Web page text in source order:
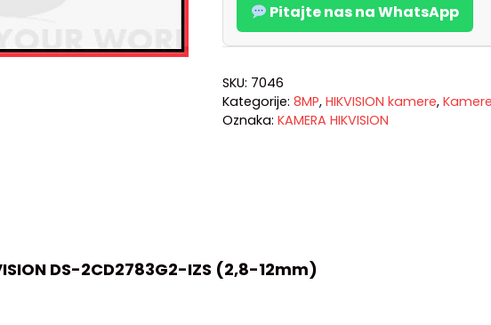
Pitajte nas na WhatsApp
SKU: 7046
Kategorije: 8MP, HIKVISION kamere,
Oznaka: KAMERA HIKVISION
DS-2CD2783G2-IZS (2,8-12mm)